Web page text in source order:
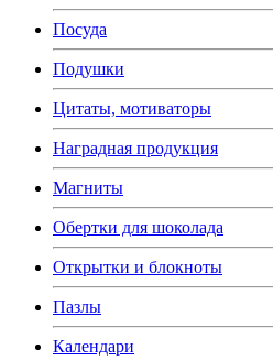
Посуда
Подушки
Цитаты, мотиваторы
Наградная продукция
Магниты
Обертки для шоколада
Открытки и блокноты
Пазлы
Календари